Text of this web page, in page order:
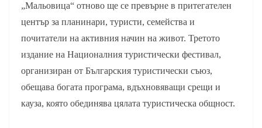
„Мальовица“ отново ще се превърне в притегателен
център за планинари, туристи, семейства и
почитатели на активния начин на живот. Третото
издание на Националния туристически фестивал,
организиран от Българския туристически съюз,
обещава богата програма, вдъхновяващи срещи и
кауза, която обединява цялата туристическа общност.